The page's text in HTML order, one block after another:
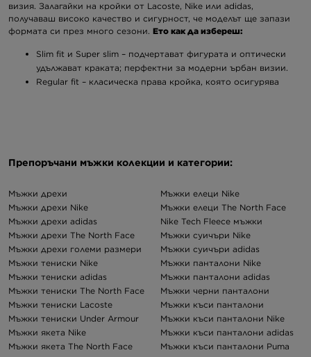
визия. Залагайки на кройки от Lacoste, Nike или adidas,
получаваш високо качество и сигурност, че моделът ще запази
формата си през много сезони. Ето как да избереш:
Slim fit и Super slim – подчертават фигурата и оптически
удължават краката; перфектни за модерни ърбан визии.
Regular fit – класическа права кройка, която осигурява
Джогъри – перфектни за спортни и стрийтуеър визии;
ластик подчертават любимите ти маратонки.
Материи, десени и детайли на мъжките панталони
Детайлите правят визията, затова именно текстурата на тъканта
и цветовете определят крайния вайб на аутфита ти. Модерните
актуални са и изразителни структури като рипсено кадифе
или практични смеси от памук с еластан за по-добро прилягане.
Ако търсиш база за минималистични визии,черните мъжки
панталони(включително класически черни дънки) са абсолютен
мъст хев, който можеш да комбинираш с всичко. За феновете на
класическия деним незаменими са сините модели, а
Препоръчани мъжки колекции и категории:
Мъжки дрехи
Мъжки дрехи Nike
Мъжки дрехи adidas
Мъжки дрехи The North Face
Мъжки дрехи големи размери
Мъжки тениски Nike
Мъжки тениски adidas
Мъжки тениски The North Face
Мъжки тениски Lacoste
Мъжки тениски Under Armour
Мъжки якета Nike
Мъжки якета The North Face
Мъжки елеци Nike
Мъжки елеци The North Face
Nike Tech Fleece мъжки
Мъжки суичъри Nike
Мъжки суичъри adidas
Мъжки панталони Nike
Мъжки панталони adidas
Мъжки черни панталони
Мъжки къси панталони
Мъжки къси панталони Nike
Мъжки къси панталони adidas
Мъжки къси панталони Puma